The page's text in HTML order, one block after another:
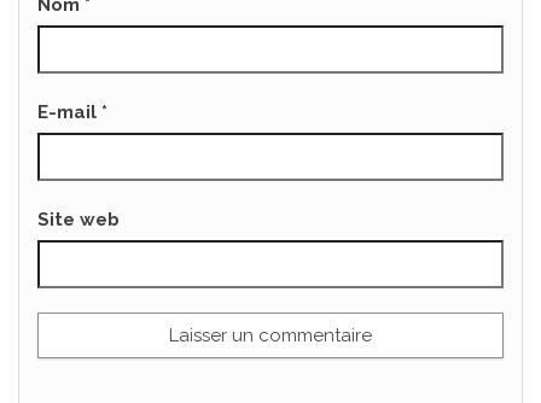
Nom *
E-mail *
Site web